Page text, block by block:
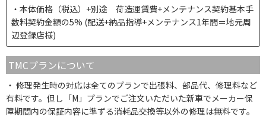
本体価格（税込）+別途 荷造運賃費+メンテナンス契約基本手
数料契約金額の5% (配送+納品指導+メンテナンス1年間＝地元周
辺登録店様)
TMCプランについて
修理発生時の対応は全てのプランで出張料、部品代、修理料など
有料です。但し「M」プランでご注文いただいた新車でメーカー保
障期間内の保証内容に準ずる消耗品交換等以外の修理は無料です。